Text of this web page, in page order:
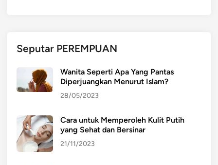
Seputar PEREMPUAN
Wanita Seperti Apa Yang Pantas
Diperjuangkan Menurut Islam?
28/05/2023
Cara untuk Memperoleh Kulit Putih
yang Sehat dan Bersinar
21/11/2023